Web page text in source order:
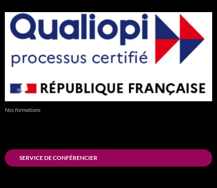
Nos formations
SERVICE DE CONFÉRENCIER